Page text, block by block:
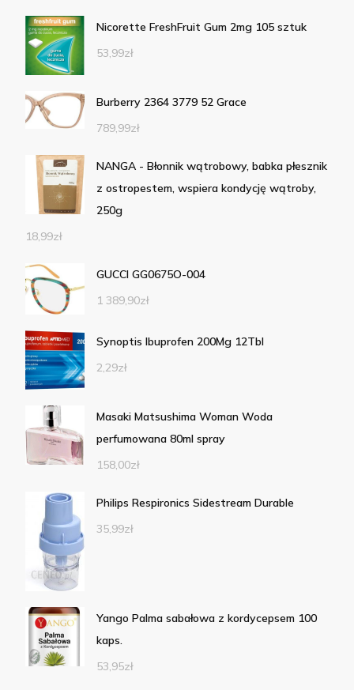
Nicorette FreshFruit Gum 2mg 105 sztuk
53,99zł
Burberry 2364 3779 52 Grace
789,99zł
NANGA - Błonnik wątrobowy, babka płesznik
z ostropestem, wspiera kondycję wątroby,
250g
18,99zł
GUCCI GG0675O-004
1 389,90zł
Synoptis Ibuprofen 200Mg 12Tbl
2,29zł
Masaki Matsushima Woman Woda
perfumowana 80ml spray
158,00zł
Philips Respironics Sidestream Durable
35,99zł
Yango Palma sabałowa z kordycepsem 100
kaps.
53,95zł